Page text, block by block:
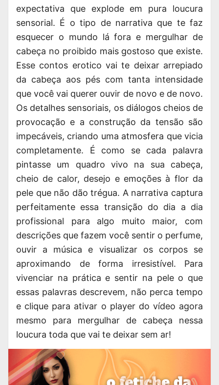
expectativa que explode em pura loucura
sensorial. É o tipo de narrativa que te faz
esquecer o mundo lá fora e mergulhar de
cabeça no proibido mais gostoso que existe.
Esse contos erotico vai te deixar arrepiado
da cabeça aos pés com tanta intensidade
que você vai querer ouvir de novo e de novo.
Os detalhes sensoriais, os diálogos cheios de
provocação e a construção da tensão são
impecáveis, criando uma atmosfera que vicia
completamente. É como se cada palavra
pintasse um quadro vivo na sua cabeça,
cheio de calor, desejo e emoções à flor da
pele que não dão trégua. A narrativa captura
perfeitamente essa transição do dia a dia
profissional para algo muito maior, com
descrições que fazem você sentir o perfume,
ouvir a música e visualizar os corpos se
aproximando de forma irresistível. Para
vivenciar na prática e sentir na pele o que
essas palavras descrevem, não perca tempo
e clique para ativar o player do vídeo agora
mesmo para mergulhar de cabeça nessa
loucura toda que vai te deixar sem ar!